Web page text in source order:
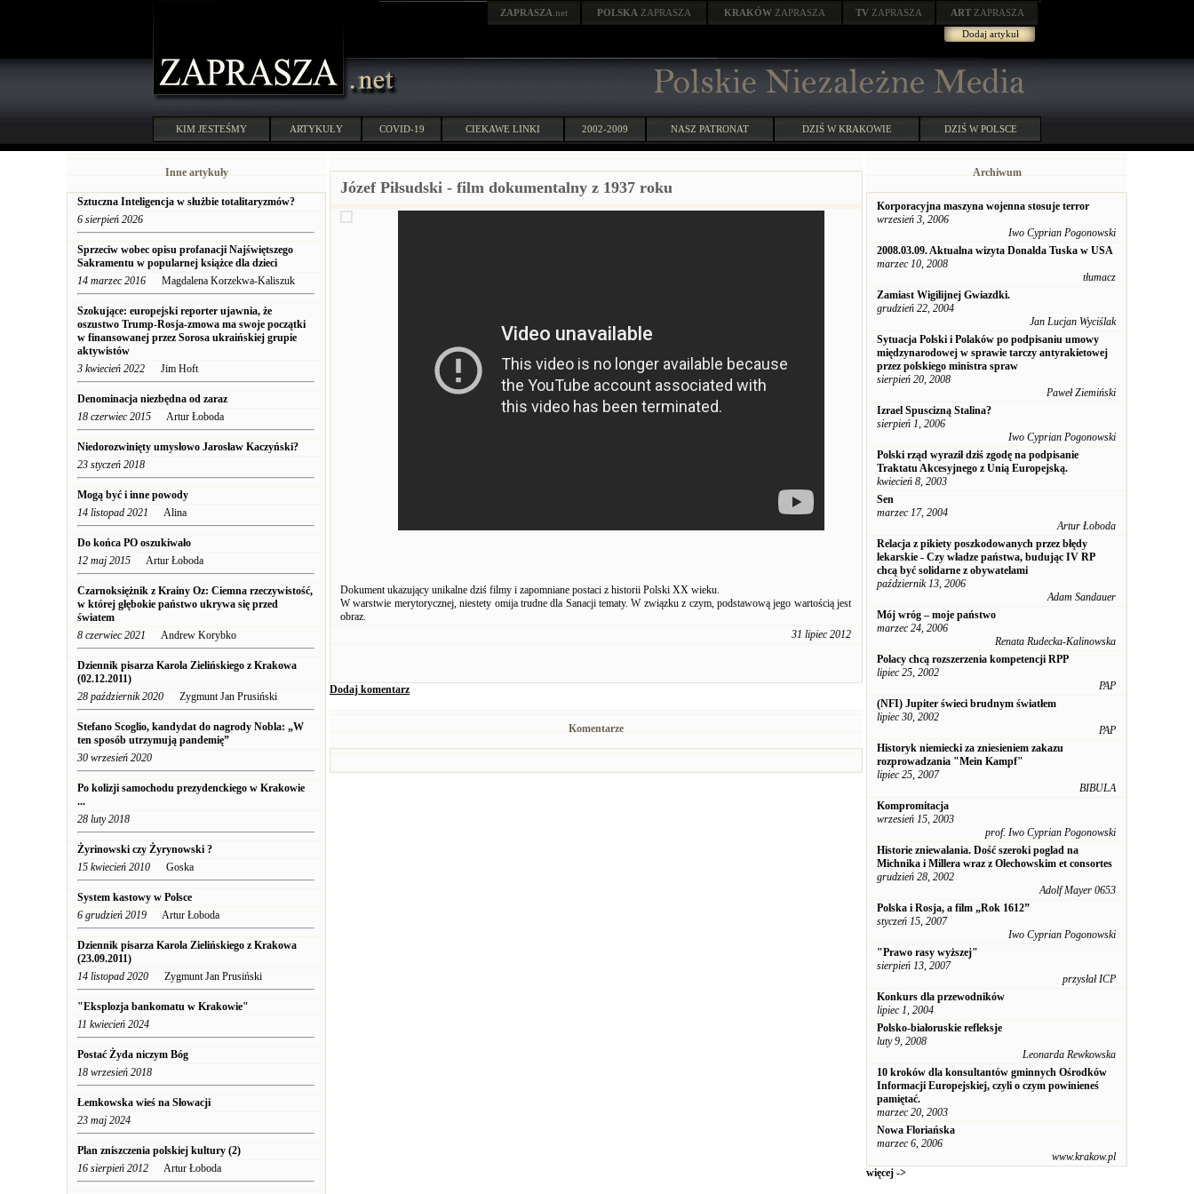
ZAPRASZA .net POLSKA ZAPRASZA KRAKÓW ZAPRASZA TV ZAPRASZA ART ZAPRASZA
Dodaj artykuł
KIM JESTEŚMY ARTYKUŁY COVID-19 CIEKAWE LINKI 2002-2009 NASZ PATRONAT DZIŚ W KRAKOWIE DZIŚ W POLSCE
Inne artykuły
Sztuczna Inteligencja w służbie totalitaryzmów?
6 sierpień 2026
Sprzeciw wobec opisu profanacji Najświętszego
Sakramentu w popularnej książce dla dzieci
14 marzec 2016 Magdalena Korzekwa-Kaliszuk
Szokujące: europejski reporter ujawnia, że ​​
oszustwo Trump-Rosja-zmowa ma swoje początki
w finansowanej przez Sorosa ukraińskiej grupie
aktywistów
3 kwiecień 2022 Jim Hoft
Denominacja niezbędna od zaraz
18 czerwiec 2015 Artur Łoboda
Niedorozwinięty umysłowo Jarosław Kaczyński?
23 styczeń 2018
Mogą być i inne powody
14 listopad 2021 Alina
Do końca PO oszukiwało
12 maj 2015 Artur Łoboda
Czarnoksiężnik z Krainy Oz: Ciemna rzeczywistość,
w której głębokie państwo ukrywa się przed
światem
8 czerwiec 2021 Andrew Korybko
Dziennik pisarza Karola Zielińskiego z Krakowa
(02.12.2011)
28 październik 2020 Zygmunt Jan Prusiński
Stefano Scoglio, kandydat do nagrody Nobla: „W
ten sposób utrzymują pandemię”
30 wrzesień 2020
Po kolizji samochodu prezydenckiego w Krakowie
...
28 luty 2018
Żyrinowski czy Żyrynowski ?
15 kwiecień 2010 Goska
System kastowy w Polsce
6 grudzień 2019 Artur Łoboda
Dziennik pisarza Karola Zielińskiego z Krakowa
(23.09.2011)
14 listopad 2020 Zygmunt Jan Prusiński
"Eksplozja bankomatu w Krakowie"
11 kwiecień 2024
Postać Żyda niczym Bóg
18 wrzesień 2018
Łemkowska wieś na Słowacji
23 maj 2024
Plan zniszczenia polskiej kultury (2)
16 sierpień 2012 Artur Łoboda
Józef Piłsudski - film dokumentalny z 1937 roku
Dokument ukazujący unikalne dziś filmy i zapomniane postaci z historii Polski XX wieku.
W warstwie merytorycznej, niestety omija trudne dla Sanacji tematy. W związku z czym, podstawową jego wartością jest
obraz.
31 lipiec 2012
Dodaj komentarz
Komentarze
Archiwum
Korporacyjna maszyna wojenna stosuje terror
wrzesień 3, 2006
Iwo Cyprian Pogonowski
2008.03.09. Aktualna wizyta Donalda Tuska w USA
marzec 10, 2008
tłumacz
Zamiast Wigilijnej Gwiazdki.
grudzień 22, 2004
Jan Lucjan Wyciślak
Sytuacja Polski i Polaków po podpisaniu umowy
międzynarodowej w sprawie tarczy antyrakietowej
przez polskiego ministra spraw
sierpień 20, 2008
Paweł Ziemiński
Izrael Spuscizną Stalina?
sierpień 1, 2006
Iwo Cyprian Pogonowski
Polski rząd wyraził dziś zgodę na podpisanie
Traktatu Akcesyjnego z Unią Europejską.
kwiecień 8, 2003
Sen
marzec 17, 2004
Artur Łoboda
Relacja z pikiety poszkodowanych przez błędy
lekarskie - Czy władze państwa, budując IV RP
chcą być solidarne z obywatelami
październik 13, 2006
Adam Sandauer
Mój wróg – moje państwo
marzec 24, 2006
Renata Rudecka-Kalinowska
Polacy chcą rozszerzenia kompetencji RPP
lipiec 25, 2002
PAP
(NFI) Jupiter świeci brudnym światłem
lipiec 30, 2002
PAP
Historyk niemiecki za zniesieniem zakazu
rozprowadzania "Mein Kampf"
lipiec 25, 2007
BIBULA
Kompromitacja
wrzesień 15, 2003
prof. Iwo Cyprian Pogonowski
Historie zniewalania. Dość szeroki poglad na
Michnika i Millera wraz z Olechowskim et consortes
grudzień 28, 2002
Adolf Mayer 0653
Polska i Rosja, a film „Rok 1612”
styczeń 15, 2007
Iwo Cyprian Pogonowski
"Prawo rasy wyższej"
sierpień 13, 2007
przysłał ICP
Konkurs dla przewodników
lipiec 1, 2004
Polsko-białoruskie refleksje
luty 9, 2008
Leonarda Rewkowska
10 kroków dla konsultantów gminnych Ośrodków
Informacji Europejskiej, czyli o czym powinieneś
pamiętać.
marzec 20, 2003
Nowa Floriańska
marzec 6, 2006
www.krakow.pl
więcej ->